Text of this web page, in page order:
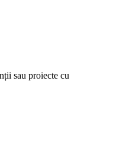
sau proiecte cu